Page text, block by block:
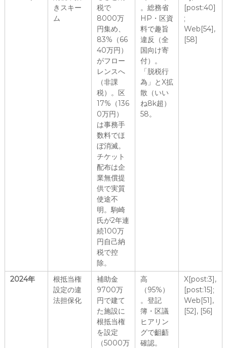
きスキー
ム
税で
8000万
円集め、
83%（66
40万円）
がフロー
レンスへ
（非課
税）。区
17%（136
0万円）
は事務手
数料でほ
ぼ消滅。
チケット
配布は企
業無償提
供で実質
使途不
明。駒崎
氏が2年連
続100万
円自己納
税で控
除。
。総務省
HP・区資
料で趣旨
違反（全
国向け寄
付）。
「脱税行
為」とX拡
散（いい
ね8k超）
58。
[post:40]
;
Web[54],
[58]
2024年
根抵当権
設定の違
法担保化
補助金
9700万
円で建て
た施設に
根抵当権
を設定
（5000万
高
（95%）
。登記
簿・区議
ヒアリン
グで齟齬
確認。
X[post:3],
[post:15];
Web[51],
[52], [56]